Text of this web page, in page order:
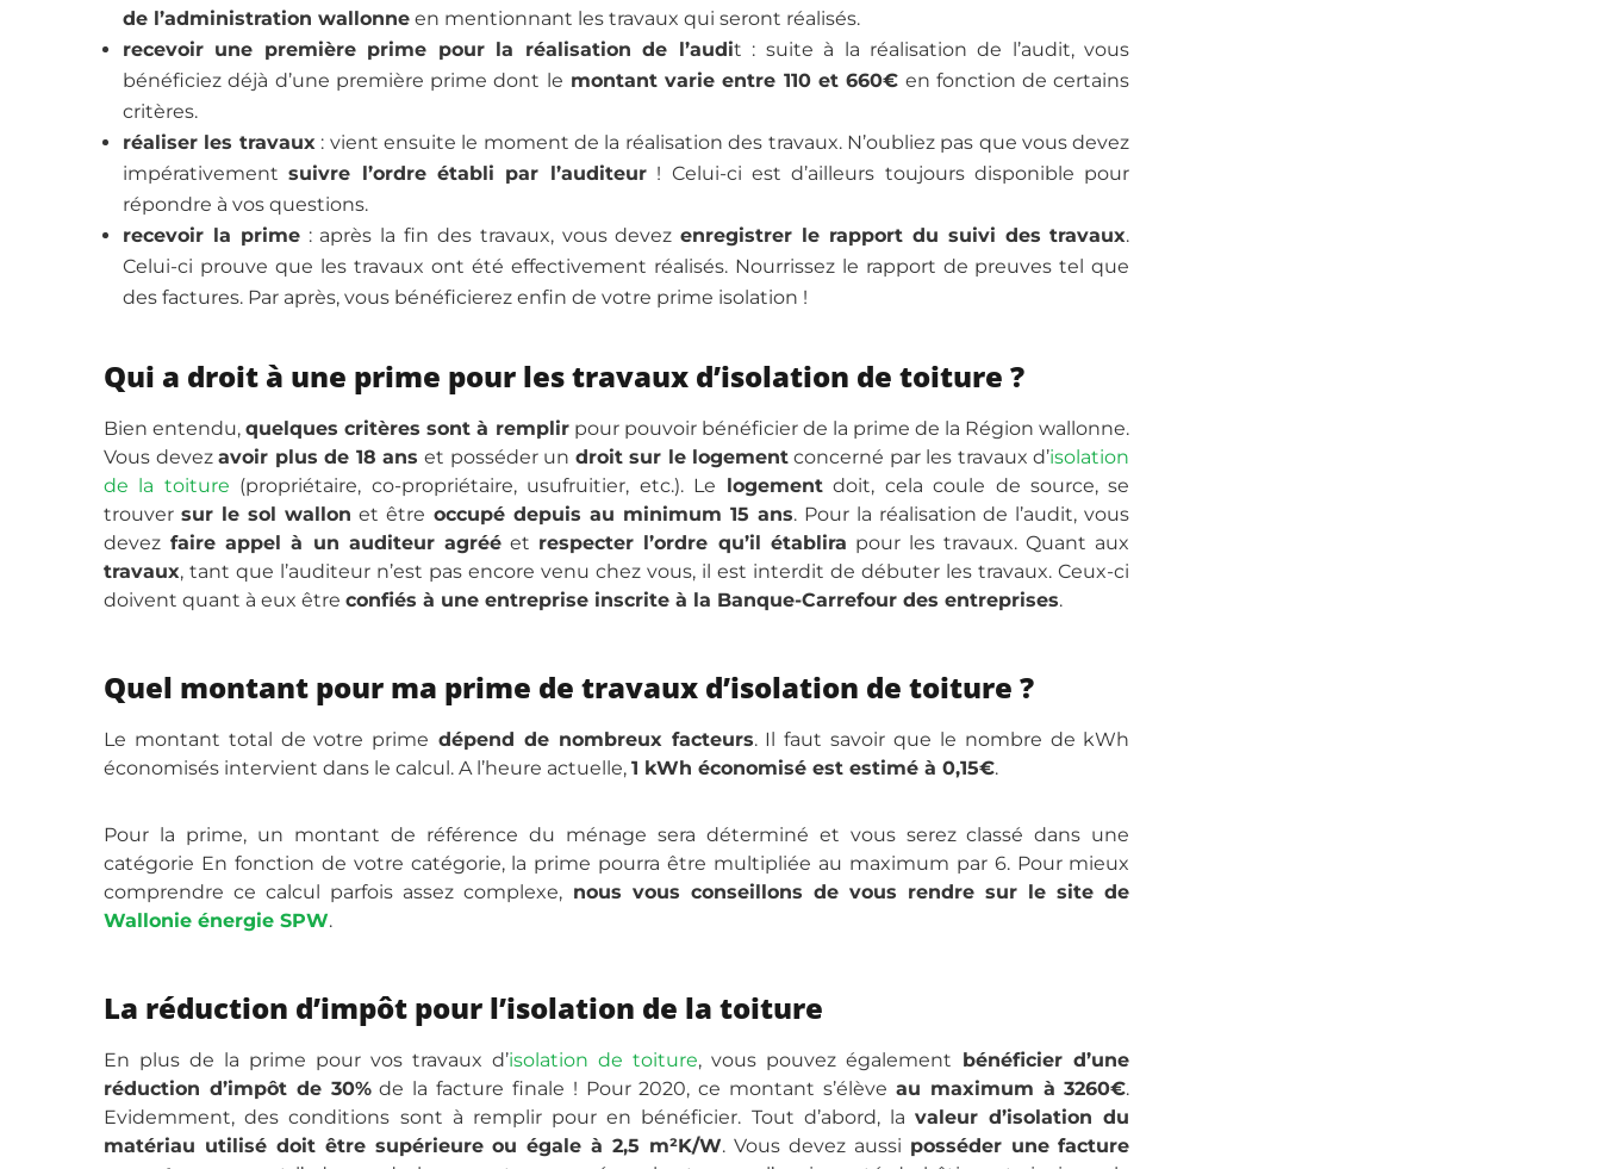
de l’administration wallonne en mentionnant les travaux qui seront réalisés.
recevoir une première prime pour la réalisation de l’audit : suite à la réalisation de l’audit, vous
bénéficiez déjà d’une première prime dont le montant varie entre 110 et 660€ en fonction de certains
critères.
réaliser les travaux: vient ensuite le moment de la réalisation des travaux. N’oubliez pas que vous devez
impérativementsuivre l’ordre établi par l’auditeur! Celui-ci est d’ailleurs toujours disponible pour
répondre à vos questions.
recevoir la prime: après la fin des travaux, vous devezenregistrer le rapport du suivi des travaux.
Celui-ci prouve que les travaux ont été effectivement réalisés. Nourrissez le rapport de preuves tel que
des factures. Par après, vous bénéficierez enfin de votre prime isolation !
Qui a droit à une prime pour les travaux d’isolation de toiture ?
Bien entendu,quelques critères sont à remplirpour pouvoir bénéficier de la prime de la Région wallonne.
Vous devezavoir plus de 18 ans et posséder un droit sur le logementconcerné par les travaux d’isolation
de la toiture (propriétaire, co-propriétaire, usufruitier, etc.). Le logementdoit, cela coule de source, se
trouver sur le sol wallon et être occupé depuis au minimum 15 ans. Pour la réalisation de l’audit, vous
devez faire appel à un auditeur agrééet respecter l’ordre qu’il établira pour les travaux. Quant aux
travaux, tant que l’auditeur n’est pas encore venu chez vous, il est interdit de débuter les travaux. Ceux-ci
doivent quant à eux être confiés à une entreprise inscrite à la Banque-Carrefour des entreprises.
Quel montant pour ma prime de travaux d’isolation de toiture ?
Le montant total de votre prime dépend de nombreux facteurs. Il faut savoir que le nombre de kWh
économisés intervient dans le calcul. A l’heure actuelle, 1 kWh économisé est estimé à 0,15€.
Pour la prime, un montant de référence du ménage sera déterminé et vous serez classé dans une
catégorie En fonction de votre catégorie, la prime pourra être multipliée au maximum par 6. Pour mieux
comprendre ce calcul parfois assez complexe, nous vous conseillons de vous rendre sur le site de
Wallonie énergie SPW.
La réduction d’impôt pour l’isolation de la toiture
En plus de la prime pour vos travaux d’isolation de toiture, vous pouvez également bénéficier d’une
réduction d’impôt de 30%de la facture finale ! Pour 2020, ce montant s’élève au maximum à 3260€.
Evidemment, des conditions sont à remplir pour en bénéficier. Tout d’abord, lavaleur d’isolation du
matériau utilisé doit être supérieure ou égale à 2,5 m²K/W. Vous devez aussi posséder une facture